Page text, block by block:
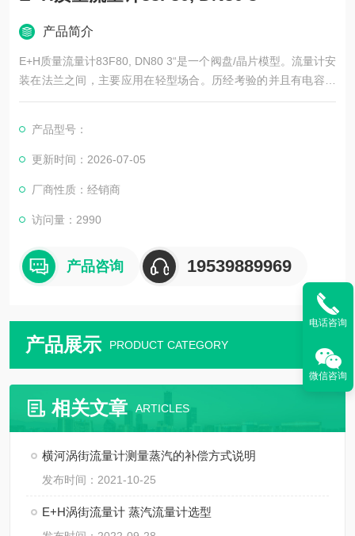
产品简介
E+H质量流量计83F80, DN80 3“是一个阀盘/晶片模型。流量计安
装在法兰之间，主要应用在轻型场合。历经考验的并且有电容性
DSC电容性传感器，即使在最艰难的测量环境也能保证高精福测
产品型号：
更新时间：2026-07-05
厂商性质：经销商
访问量：2990
产品咨询 19539889969
产品展示 PRODUCT CATEGORY
相关文章 ARTICLES
横河涡街流量计测量蒸汽的补偿方式说明
发布时间：2021-10-25
E+H涡街流量计 蒸汽流量计选型
电话咨询
微信咨询